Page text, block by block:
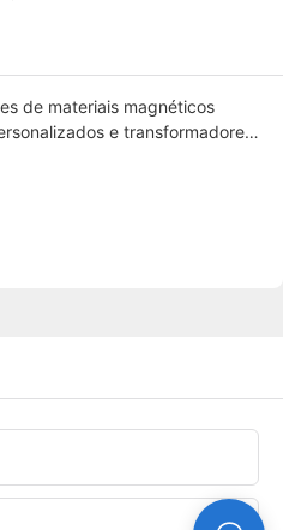
de materiais magnéticos
e transformadores